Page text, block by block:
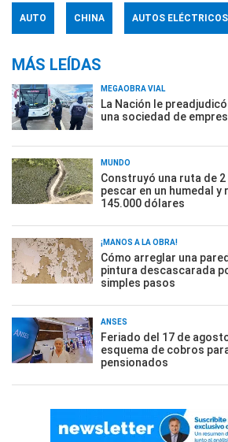
AUTO CHINA AUTOS ELÉCTRICOS
MÁS LEÍDAS
MEGAOBRA VIAL
La Nación le
una sociedad de
MUNDO
Construyó una ruta de
pescar en un humedal y
145.000 dólares
¡MANOS A LA OBRA!
Cómo arreglar una
pintura descascarada
simples pasos
ANSES
Feriado del 17 de
esquema de cobros
pensionados